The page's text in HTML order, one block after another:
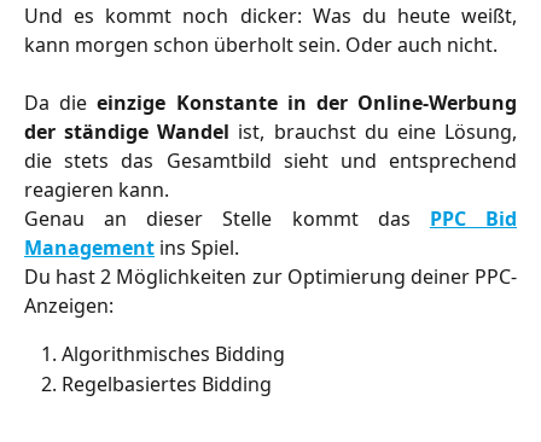
Und es kommt noch dicker: Was du heute weißt,
kann morgen schon überholt sein. Oder auch nicht.
Da dieeinzige Konstante in der Online-Werbung
der ständige Wandel ist, brauchst du eine Lösung,
die stets das Gesamtbild sieht und entsprechend
reagieren kann.
Genau an dieser Stelle kommt das PPC Bid
Management ins Spiel.
Du hast 2 Möglichkeiten zur Optimierung deiner PPC-
Anzeigen:
Algorithmisches Bidding
Regelbasiertes Bidding